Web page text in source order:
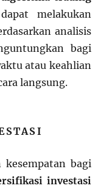
melakukan
analisis
bagi
atau keahlian
langsung.
bagi
investasi